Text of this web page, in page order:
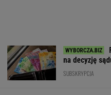
na decyzję
SUBSKRYPCJA